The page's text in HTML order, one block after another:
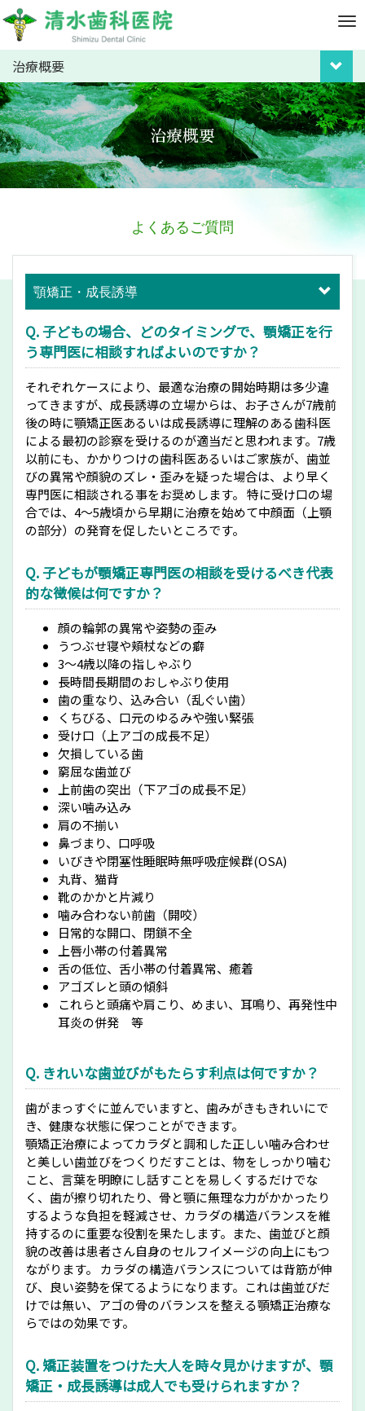
M
u
治療概要
治療概要
よくあるご質問
顎矯正・成長誘導
Q. 子どもの場合、どのタイミングで、顎矯正を行
う専門医に相談すればよいのですか？
それぞれケースにより、最適な治療の開始時期は多少違
ってきますが、成長誘導の立場からは、お子さんが7歳前
後の時に顎矯正医あるいは成長誘導に理解のある歯科医
による最初の診察を受けるのが適当だと思われます。7歳
以前にも、かかりつけの歯科医あるいはご家族が、歯並
びの異常や顔貌のズレ・歪みを疑った場合は、より早く
専門医に相談される事をお奨めします。 特に受け口の場
合では、4～5歳頃から早期に治療を始めて中顔面（上顎
の部分）の発育を促したいところです。
Q. 子どもが顎矯正専門医の相談を受けるべき代表
的な徴候は何ですか？
顔の輪郭の異常や姿勢の歪み
うつぶせ寝や頬杖などの癖
3～4歳以降の指しゃぶり
長時間長期間のおしゃぶり使用
歯の重なり、込み合い（乱ぐい歯）
くちびる、口元のゆるみや強い緊張
受け口（上アゴの成長不足）
欠損している歯
窮屈な歯並び
上前歯の突出（下アゴの成長不足）
深い噛み込み
肩の不揃い
鼻づまり、口呼吸
いびきや閉塞性睡眠時無呼吸症候群(OSA)
丸背、猫背
靴のかかと片減り
噛み合わない前歯（開咬）
日常的な開口、閉鎖不全
上唇小帯の付着異常
舌の低位、舌小帯の付着異常、癒着
アゴズレと頭の傾斜
これらと頭痛や肩こり、めまい、耳鳴り、再発性中
耳炎の併発 等
Q. きれいな歯並びがもたらす利点は何ですか？
歯がまっすぐに並んでいますと、歯みがきもきれいにで
き、健康な状態に保つことができます。
顎矯正治療によってカラダと調和した正しい噛み合わせ
と美しい歯並びをつくりだすことは、物をしっかり噛む
こと、言葉を明瞭にし話すことを易しくするだけでな
く、歯が擦り切れたり、骨と顎に無理な力がかかったり
するような負担を軽減させ、カラダの構造バランスを維
持するのに重要な役割を果たします。また、歯並びと顔
貌の改善は患者さん自身のセルフイメージの向上にもつ
ながります。 カラダの構造バランスについては背筋が伸
び、良い姿勢を保てるようになります。これは歯並びだ
けでは無い、アゴの骨のバランスを整える顎矯正治療な
らではの効果です。
Q. 矯正装置をつけた大人を時々見かけますが、顎
矯正・成長誘導は成人でも受けられますか？